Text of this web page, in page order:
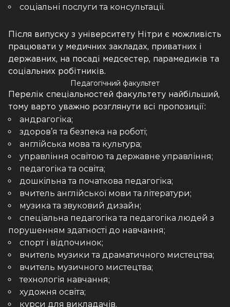
соціальні послуги та консультації.
Після випуску з університету Нітри є можливість
працювати у медичних закладах, приватних і
державних, на посаді медсестер, парамедиків та
соціальних робітників.
Педагогічний факультет
Перелік спеціальностей факультету найбільший,
тому варто уважно розглянути всі пропозиції:
андрагогіка;
здоров’я та безпека на роботі;
англійська мова та культура;
управління освітою та державне управління;
педагогіка та освіта;
дошкільна та початкова педагогіка;
вчитель англійської мови та літератури;
музика та звуковий дизайн;
спеціальна педагогіка та педагогіка людей з
порушенням здатності до навчання;
спорт і відпочинок;
вчитель музики та драматичного мистецтва;
вчитель музичного мистецтва;
технологія навчання;
художня освіта;
курси для викладачів.